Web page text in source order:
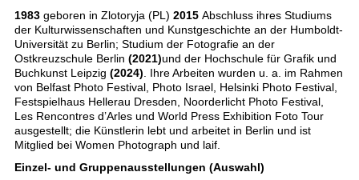
1983 geboren in Zlotoryja (PL) 2015 Abschluss ihres Studiums
der Kulturwissenschaften und Kunstgeschichte an der Humboldt-
Universität zu Berlin; Studium der Fotografie an der
Ostkreuzschule Berlin (2021)und der Hochschule für Grafik und
Buchkunst Leipzig (2024) . Ihre Arbeiten wurden u. a. im Rahmen
von Belfast Photo Festival, Photo Israel, Helsinki Photo Festival,
Festspielhaus Hellerau Dresden, Noorderlicht Photo Festival,
Les Rencontres d’Arles und World Press Exhibition Foto Tour
ausgestellt; die Künstlerin lebt und arbeitet in Berlin und ist
Mitglied bei Women Photograph und laif.
Einzel- und Gruppenausstellungen (Auswahl)